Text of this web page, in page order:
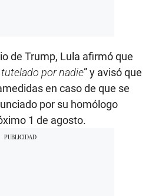
de Trump, Lula afirmó que
por nadie” y avisó que
en caso de que se
por su homólogo
1 de agosto.